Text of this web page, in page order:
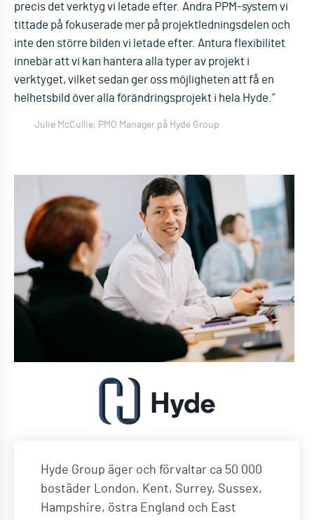
precis det verktyg vi letade efter. Andra PPM-system vi
tittade på fokuserade mer på projektledningsdelen och
inte den större bilden vi letade efter. Antura flexibilitet
innebär att vi kan hantera alla typer av projekt i
verktyget, vilket sedan ger oss möjligheten att få en
helhetsbild över alla förändringsprojekt i hela Hyde.”
Julie McCullie, PMO Manager på Hyde Group
Hyde Group äger och förvaltar ca 50 000
bostäder London, Kent, Surrey, Sussex,
Hampshire, östra England och East